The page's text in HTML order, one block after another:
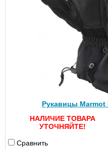
Рукавицы Marmot
НАЛИЧИЕ ТОВАРА
УТОЧНЯЙТЕ!
Сравнить